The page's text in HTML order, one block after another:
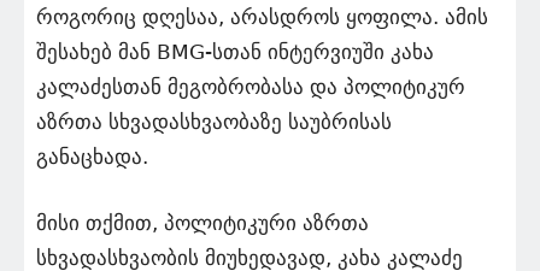
როგორიც დღესაა, არასდროს ყოფილა. ამის
შესახებ მან BMG-სთან ინტერვიუში კახა
კალაძესთან მეგობრობასა და პოლიტიკურ
აზრთა სხვადასხვაობაზე საუბრისას
განაცხადა.
მისი თქმით, პოლიტიკური აზრთა
სხვადასხვაობის მიუხედავად, კახა კალაძე